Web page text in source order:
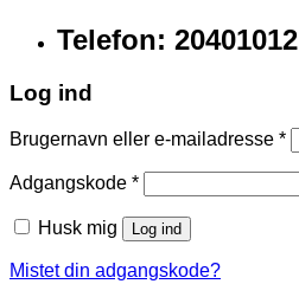
Telefon: 20401012
Log ind
Brugernavn eller e-mailadresse *
Adgangskode *
Husk mig Log ind
Mistet din adgangskode?